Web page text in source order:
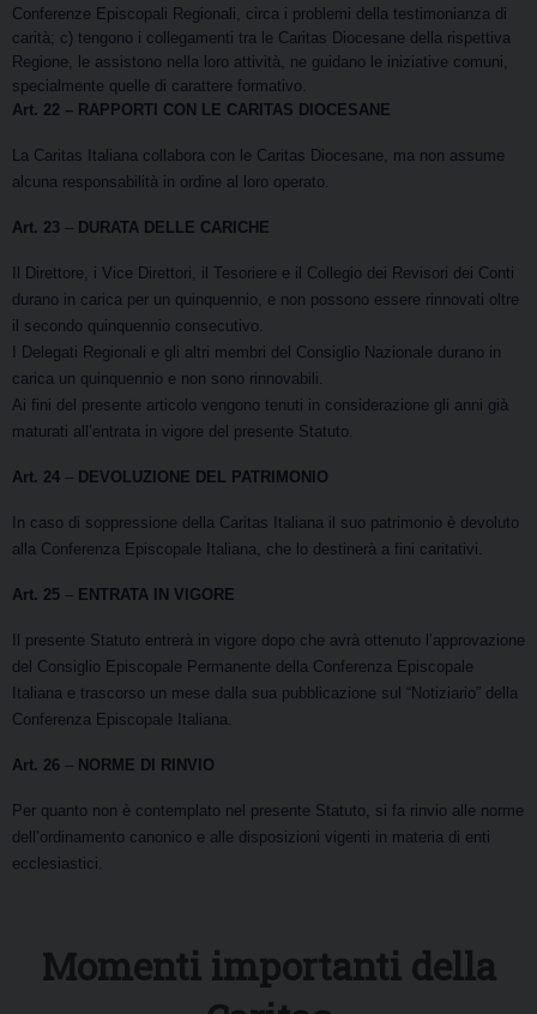
Conferenze Episcopali Regionali, circa i problemi della testimonianza di
carità; c) tengono i collegamenti tra le Caritas Diocesane della rispettiva
Regione, le assistono nella loro attività, ne guidano le iniziative comuni,
specialmente quelle di carattere formativo.
Art. 22 – RAPPORTI CON LE CARITAS DIOCESANE
La Caritas Italiana collabora con le Caritas Diocesane, ma non assume
alcuna responsabilità in ordine al loro operato.
Art. 23 – DURATA DELLE CARICHE
Il Direttore, i Vice Direttori, il Tesoriere e il Collegio dei Revisori dei Conti
durano in carica per un quinquennio, e non possono essere rinnovati oltre
il secondo quinquennio consecutivo.
I Delegati Regionali e gli altri membri del Consiglio Nazionale durano in
carica un quinquennio e non sono rinnovabili.
Ai fini del presente articolo vengono tenuti in considerazione gli anni già
maturati all’entrata in vigore del presente Statuto.
Art. 24 – DEVOLUZIONE DEL PATRIMONIO
In caso di soppressione della Caritas Italiana il suo patrimonio è devoluto
alla Conferenza Episcopale Italiana, che lo destinerà a fini caritativi.
Art. 25 – ENTRATA IN VIGORE
Il presente Statuto entrerà in vigore dopo che avrà ottenuto l’approvazione
del Consiglio Episcopale Permanente della Conferenza Episcopale
Italiana e trascorso un mese dalla sua pubblicazione sul “Notiziario” della
Conferenza Episcopale Italiana.
Art. 26 – NORME DI RINVIO
Per quanto non è contemplato nel presente Statuto, si fa rinvio alle norme
dell’ordinamento canonico e alle disposizioni vigenti in materia di enti
ecclesiastici.
Momenti importanti della